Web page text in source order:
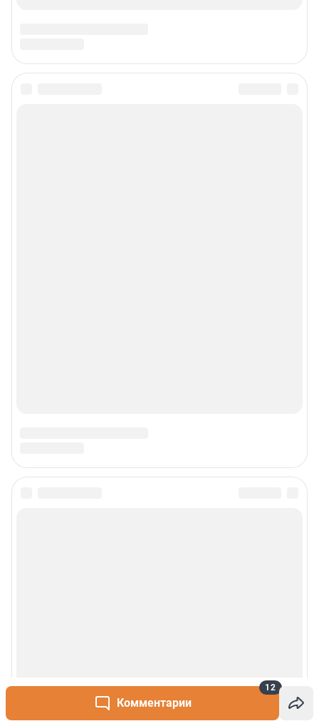
Комментарии
12